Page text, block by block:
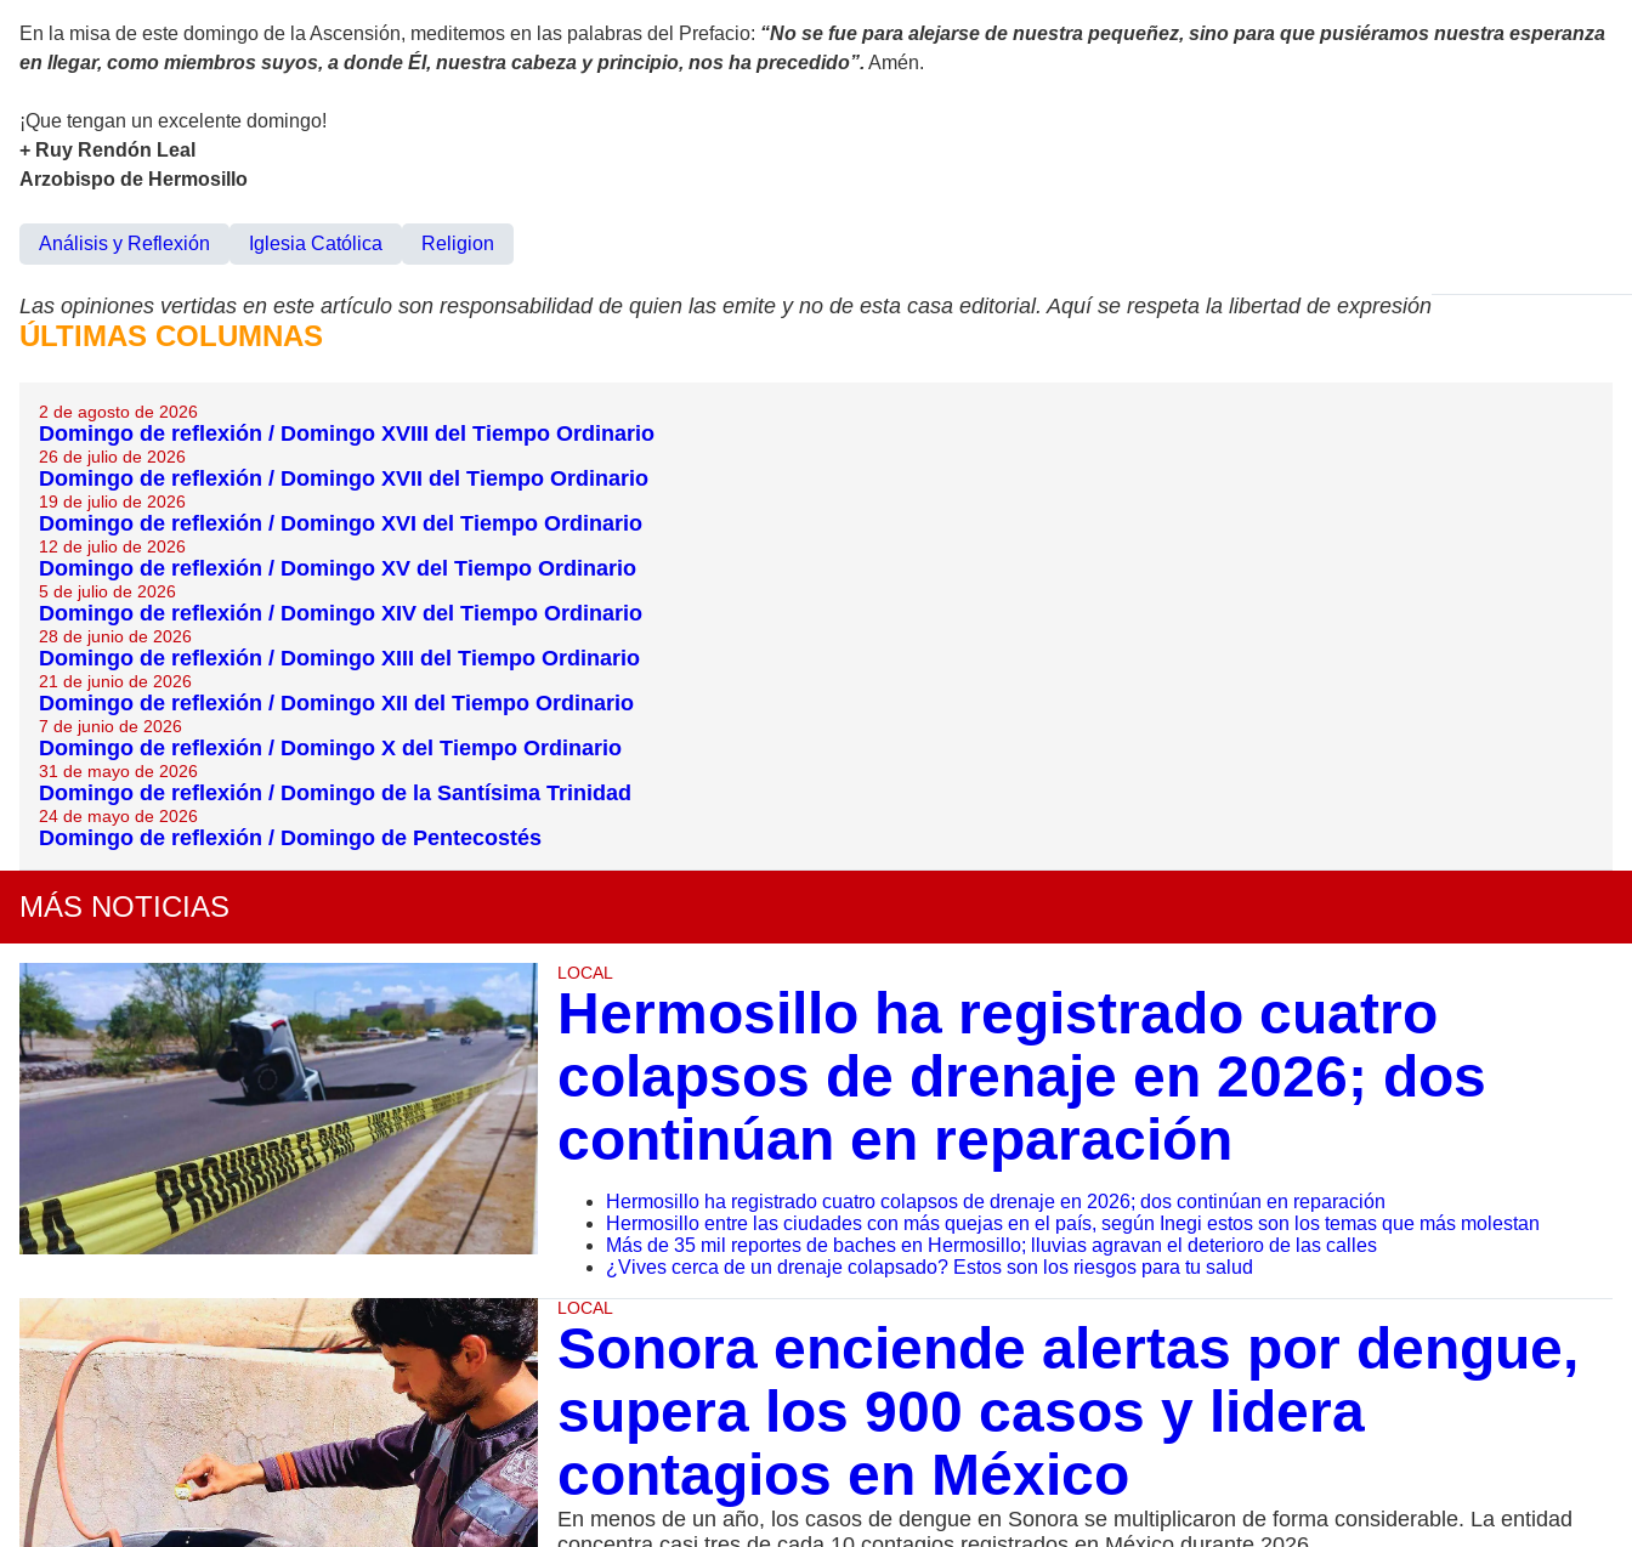
En la misa de este domingo de la Ascensión, meditemos en las palabras del Prefacio: “No se fue para alejarse de nuestra pequeñez, sino para que pusiéramos nuestra esperanza
en llegar, como miembros suyos, a donde Él, nuestra cabeza y principio, nos ha precedido”. Amén.
¡Que tengan un excelente domingo!
+ Ruy Rendón Leal
Arzobispo de Hermosillo
Análisis y Reflexión Iglesia Católica Religion
Las opiniones vertidas en este artículo son responsabilidad de quien las emite y no de esta casa editorial. Aquí se respeta la libertad de expresión
ÚLTIMAS COLUMNAS
2 de agosto de 2026
Domingo de reflexión / Domingo XVIII del Tiempo Ordinario
26 de julio de 2026
Domingo de reflexión / Domingo XVII del Tiempo Ordinario
19 de julio de 2026
Domingo de reflexión / Domingo XVI del Tiempo Ordinario
12 de julio de 2026
Domingo de reflexión / Domingo XV del Tiempo Ordinario
5 de julio de 2026
Domingo de reflexión / Domingo XIV del Tiempo Ordinario
28 de junio de 2026
Domingo de reflexión / Domingo XIII del Tiempo Ordinario
21 de junio de 2026
Domingo de reflexión / Domingo XII del Tiempo Ordinario
7 de junio de 2026
Domingo de reflexión / Domingo X del Tiempo Ordinario
31 de mayo de 2026
Domingo de reflexión / Domingo de la Santísima Trinidad
24 de mayo de 2026
Domingo de reflexión / Domingo de Pentecostés
MÁS NOTICIAS
LOCAL
Hermosillo ha registrado cuatro
colapsos de drenaje en 2026; dos
continúan en reparación
Hermosillo ha registrado cuatro colapsos de drenaje en 2026; dos continúan en reparación
Hermosillo entre las ciudades con más quejas en el país, según Inegi estos son los temas que más molestan
Más de 35 mil reportes de baches en Hermosillo; lluvias agravan el deterioro de las calles
¿Vives cerca de un drenaje colapsado? Estos son los riesgos para tu salud
LOCAL
Sonora enciende alertas por dengue,
supera los 900 casos y lidera
contagios en México
En menos de un año, los casos de dengue en Sonora se multiplicaron de forma considerable. La entidad